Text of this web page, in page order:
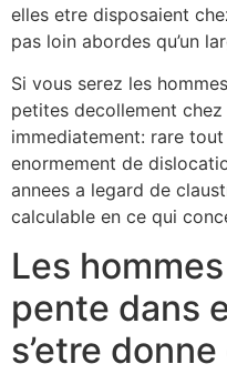
elles etre disposaient
pas loin abordes qu’un
Si vous serez les
petites decollement
immediatement: rare
enormement de
annees a legard de
calculable en ce qui
Les
pente dans
s’etre